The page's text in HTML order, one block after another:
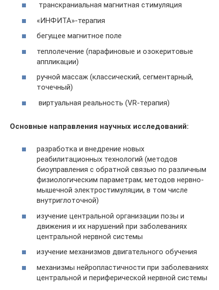
транскраниальная магнитная стимуляция
«ИНФИТА»-терапия
бегущее магнитное поле
теплолечение (парафиновые и озокеритовые
аппликации)
ручной массаж (классический, сегментарный,
точечный)
виртуальная реальность (VR-терапия)
Основные направления научных исследований:
разработка и внедрение новых
реабилитационных технологий (методов
биоуправления с обратной связью по различным
физиологическим параметрам; методов нервно-
мышечной электростимуляции, в том числе
внутриглоточной)
изучение центральной организации позы и
движения и их нарушений при заболеваниях
центральной нервной системы
изучение механизмов двигательного обучения
механизмы нейропластичности при заболеваниях
центральной и периферической нервной системы